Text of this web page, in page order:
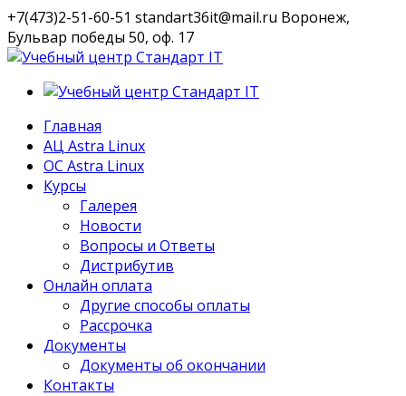
+7(473)2-51-60-51 standart36it@mail.ru Воронеж,
Бульвар победы 50, оф. 17
VK
Главная
АЦ Astra Linux
OC Astra Linux
Курсы
Галерея
Новости
Вопросы и Ответы
Дистрибутив
Онлайн оплата
Другие способы оплаты
Рассрочка
Документы
Документы об окончании
Контакты